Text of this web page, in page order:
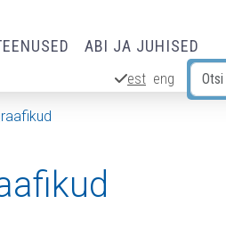
ABI JA JUHISED
est eng